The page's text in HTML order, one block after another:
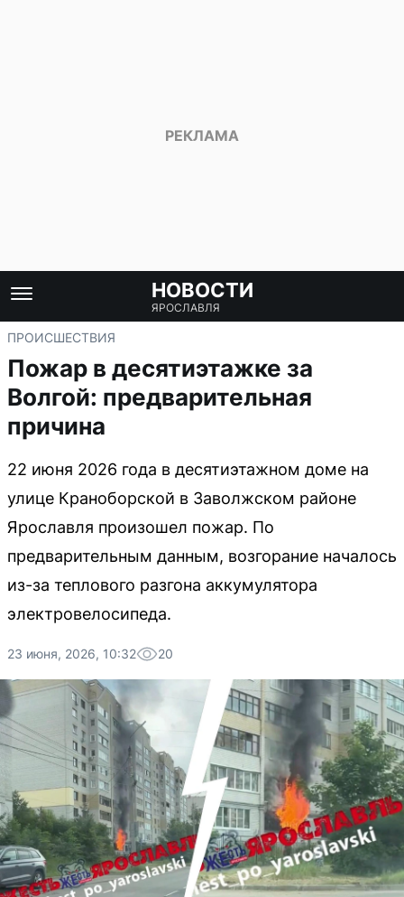
НОВОСТИ
ЯРОСЛАВЛЯ
ПРОИСШЕСТВИЯ
Пожар в десятиэтажке за
Волгой: предварительная
причина
22 июня 2026 года в десятиэтажном доме на
улице Краноборской в Заволжском районе
Ярославля произошел пожар. По
предварительным данным, возгорание началось
из-за теплового разгона аккумулятора
электровелосипеда.
23 июня, 2026, 10:32 20